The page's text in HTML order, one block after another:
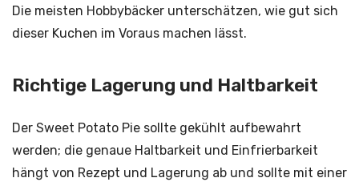
Die meisten Hobbybäcker unterschätzen, wie gut sich
dieser Kuchen im Voraus machen lässt.
Richtige Lagerung und Haltbarkeit
Der Sweet Potato Pie sollte gekühlt aufbewahrt
werden; die genaue Haltbarkeit und Einfrierbarkeit
hängt von Rezept und Lagerung ab und sollte mit einer